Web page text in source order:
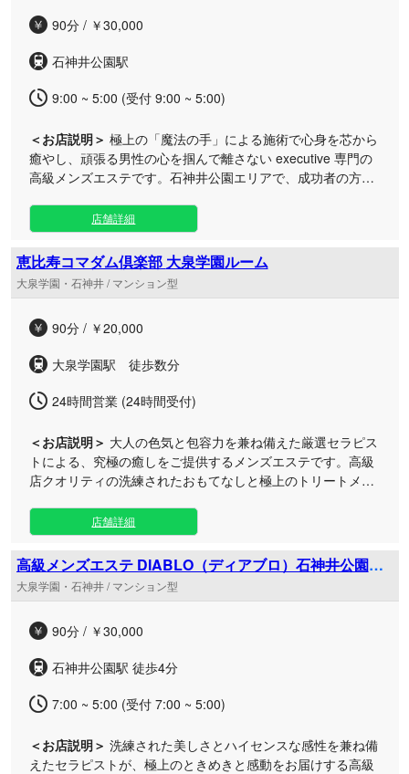
足を運んでいただければ、他店とは一線を画すレベルの高さ
よりお待ちしております。
90分 / ￥30,000
石神井公園駅
9:00 ~ 5:00 (受付 9:00 ~ 5:00)
＜お店説明＞ 極上の「魔法の手」による施術で心身を芯から
癒やし、頑張る男性の心を掴んで離さない executive 専門の
高級メンズエステです。石神井公園エリアで、成功者の方々
朝から深夜、翌朝5時まで営業しておりますので、お仕事終
わりや不規則なスケジュールの合間にも、時間を気にせずい
つでも極上のプライベート空間へお越しいただけます。 日々
の喧騒を忘れさせる特別な環境をご用意し、洗練されたおも
てなしの姿勢でお客様をお迎えいたします。当サロンならで
感を満たす上質な癒やしの時間をぜひご堪能ください。
店舗詳細
恵比寿コマダム倶楽部 大泉学園ルーム
大泉学園・石神井 / マンション型
90分 / ￥20,000
大泉学園駅 徒歩数分
24時間営業 (24時間受付)
＜お店説明＞ 大人の色気と包容力を兼ね備えた厳選セラピス
トによる、究極の癒しをご提供するメンズエステです。高級
店クオリティの洗練されたおもてなしと極上のトリートメン
葉遣いや礼儀作法を徹底した熟練のセラピストたちが、お客
様の心と身体を優しく包み込みます。マニュアル通りの施術
ではなく、丁寧なカウンセリングでお聞きしたご要望に合わ
せ、お一人おひとりに最適なトリートメントを組み立ててお
届けいたします。 広々とした高級感あふれる非日常的なプラ
なひと時を心ゆくまでお楽しみください。皆さまのご来店を
店舗詳細
高級メンズエステ DIABLO（ディアブロ）石神井公園ル
ーム
大泉学園・石神井 / マンション型
90分 / ￥30,000
石神井公園駅 徒歩4分
7:00 ~ 5:00 (受付 7:00 ~ 5:00)
＜お店説明＞ 洗練された美しさとハイセンスな感性を兼ね備
えたセラピストが、極上のときめきと感動をお届けする高級